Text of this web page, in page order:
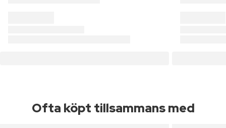
Ofta köpt tillsammans med